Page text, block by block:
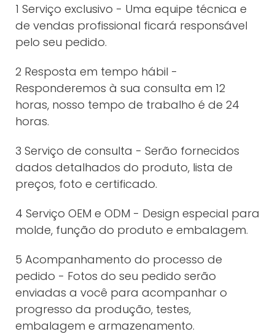
1 Serviço exclusivo - Uma equipe técnica e
de vendas profissional ficará responsável
pelo seu pedido.
2 Resposta em tempo hábil -
Responderemos à sua consulta em 12
horas, nosso tempo de trabalho é de 24
horas.
3 Serviço de consulta - Serão fornecidos
dados detalhados do produto, lista de
preços, foto e certificado.
4 Serviço OEM e ODM - Design especial para
molde, função do produto e embalagem.
5 Acompanhamento do processo de
pedido - Fotos do seu pedido serão
enviadas a você para acompanhar o
progresso da produção, testes,
embalagem e armazenamento.